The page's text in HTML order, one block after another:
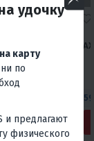
5
STREET CROSS
(49)
119 800 ₽
5
В 1 КЛИК
удочку
карту
по
и предлагают
физического